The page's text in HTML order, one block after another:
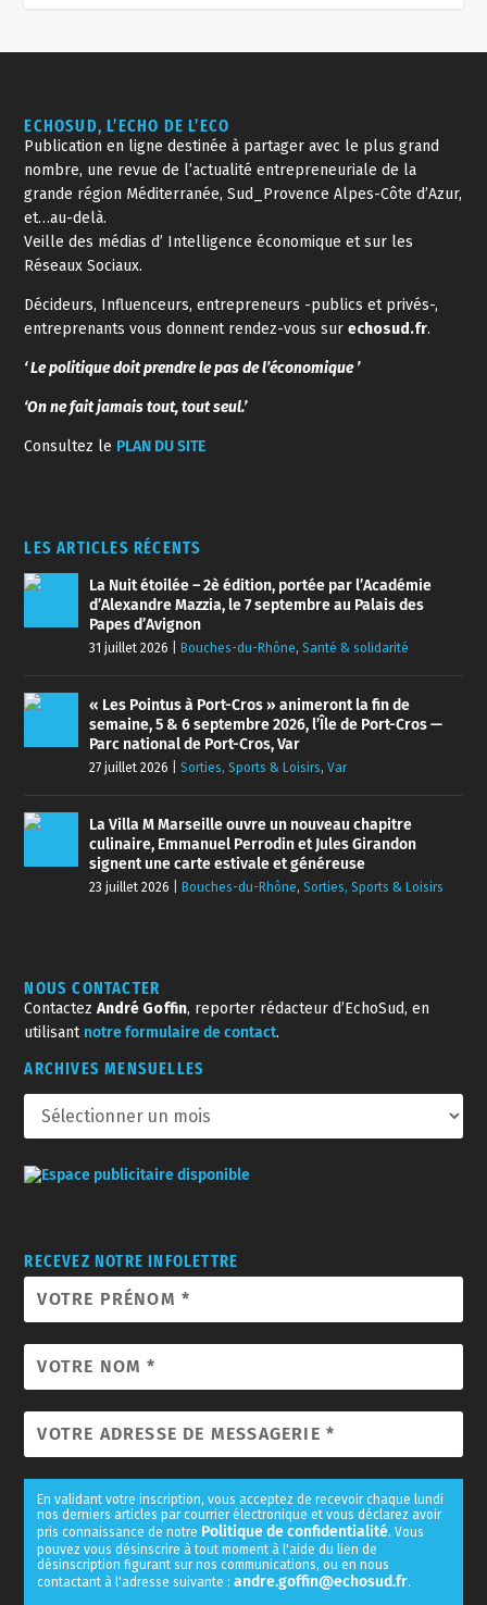
ECHOSUD, L’ECHO DE L’ECO
Publication en ligne destinée à partager avec le plus grand
nombre, une revue de l’actualité entrepreneuriale de la
grande région Méditerranée, Sud_Provence Alpes-Côte d’Azur,
et…au-delà.
Veille des médias d’ Intelligence économique et sur les
Réseaux Sociaux.
Décideurs, Influenceurs, entrepreneurs -publics et privés-,
entreprenants vous donnent rendez-vous surechosud.fr.
‘ Le politique doit prendre le pas de l’économique ’
‘On ne fait jamais tout, tout seul.’
Consultez le PLAN DU SITE
LES ARTICLES RÉCENTS
La Nuit étoilée – 2è édition, portée par l’Académie
d’Alexandre Mazzia, le 7 septembre au Palais des
Papes d’Avignon
31 juillet 2026 |Bouches-du-Rhône,Santé & solidarité
« Les Pointus à Port-Cros » animeront la fin de
semaine, 5 & 6 septembre 2026, l’Île de Port-Cros —
Parc national de Port-Cros, Var
27 juillet 2026 |Sorties, Sports & Loisirs,Var
La Villa M Marseille ouvre un nouveau chapitre
culinaire, Emmanuel Perrodin et Jules Girandon
signent une carte estivale et généreuse
23 juillet 2026 |Bouches-du-Rhône,Sorties, Sports & Loisirs
NOUS CONTACTER
ContactezAndré Goffin, reporter rédacteur d’EchoSud, en
utilisant notre formulaire de contact.
ARCHIVES MENSUELLES
RECEVEZ NOTRE INFOLETTRE
En validant votre inscription, vous acceptez de recevoir chaque lundi
nos derniers articles par courrier électronique et vous déclarez avoir
pris connaissance de notre Politique de confidentialité. Vous
pouvez vous désinscrire à tout moment à l'aide du lien de
désinscription figurant sur nos communications, ou en nous
contactant à l'adresse suivante :andre.goffin@echosud.fr.